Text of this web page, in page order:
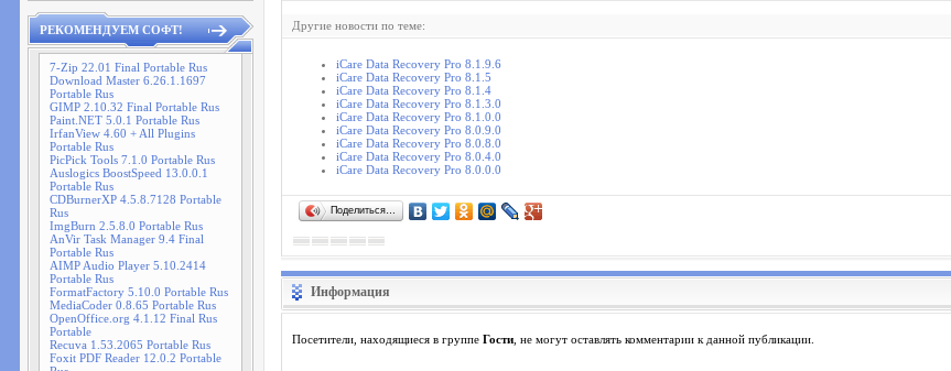
РЕКОМЕНДУЕМ СОФТ!
7-Zip 22.01 Final Portable Rus
Download Master 6.26.1.1697
Portable Rus
GIMP 2.10.32 Final Portable Rus
Paint.NET 5.0.1 Portable Rus
IrfanView 4.60 + All Plugins
Portable Rus
PicPick Tools 7.1.0 Portable Rus
Auslogics BoostSpeed 13.0.0.1
Portable Rus
CDBurnerXP 4.5.8.7128 Portable
Rus
ImgBurn 2.5.8.0 Portable Rus
AnVir Task Manager 9.4 Final
Portable Rus
AIMP Audio Player 5.10.2414
Portable Rus
FormatFactory 5.10.0 Portable Rus
MediaCoder 0.8.65 Portable Rus
OpenOffice.org 4.1.12 Final Rus
Portable
Recuva 1.53.2065 Portable Rus
Foxit PDF Reader 12.0.2 Portable
Другие новости по теме:
iCare Data Recovery Pro 8.1.9.6
iCare Data Recovery Pro 8.1.5
iCare Data Recovery Pro 8.1.4
iCare Data Recovery Pro 8.1.3.0
iCare Data Recovery Pro 8.1.0.0
iCare Data Recovery Pro 8.0.9.0
iCare Data Recovery Pro 8.0.8.0
iCare Data Recovery Pro 8.0.4.0
iCare Data Recovery Pro 8.0.0.0
Поделиться…
Информация
Посетители, находящиеся в группе Гости , не могут оставлять комментарии к данной публикации.